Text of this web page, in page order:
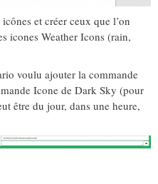
et créer ceux que l’on
icones Weather Icons (rain,
voulu ajouter la commande
Icone de Dark Sky (pour
être du jour, dans une heure,